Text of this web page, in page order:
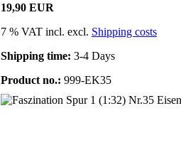
19,90 EUR
7 % VAT incl. excl. Shipping costs
Shipping time: 3-4 Days
Product no.: 999-EK35